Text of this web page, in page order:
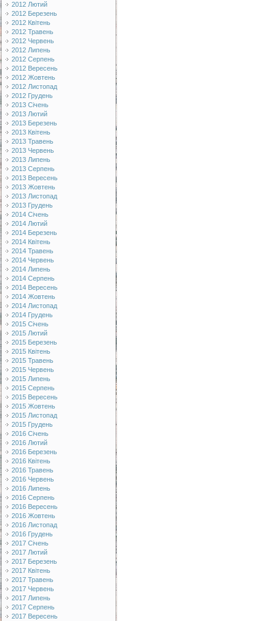
2012 Лютий
2012 Березень
2012 Квітень
2012 Травень
2012 Червень
2012 Липень
2012 Серпень
2012 Вересень
2012 Жовтень
2012 Листопад
2012 Грудень
2013 Січень
2013 Лютий
2013 Березень
2013 Квітень
2013 Травень
2013 Червень
2013 Липень
2013 Серпень
2013 Вересень
2013 Жовтень
2013 Листопад
2013 Грудень
2014 Січень
2014 Лютий
2014 Березень
2014 Квітень
2014 Травень
2014 Червень
2014 Липень
2014 Серпень
2014 Вересень
2014 Жовтень
2014 Листопад
2014 Грудень
2015 Січень
2015 Лютий
2015 Березень
2015 Квітень
2015 Травень
2015 Червень
2015 Липень
2015 Серпень
2015 Вересень
2015 Жовтень
2015 Листопад
2015 Грудень
2016 Січень
2016 Лютий
2016 Березень
2016 Квітень
2016 Травень
2016 Червень
2016 Липень
2016 Серпень
2016 Вересень
2016 Жовтень
2016 Листопад
2016 Грудень
2017 Січень
2017 Лютий
2017 Березень
2017 Квітень
2017 Травень
2017 Червень
2017 Липень
2017 Серпень
2017 Вересень